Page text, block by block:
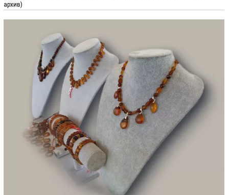
архив)